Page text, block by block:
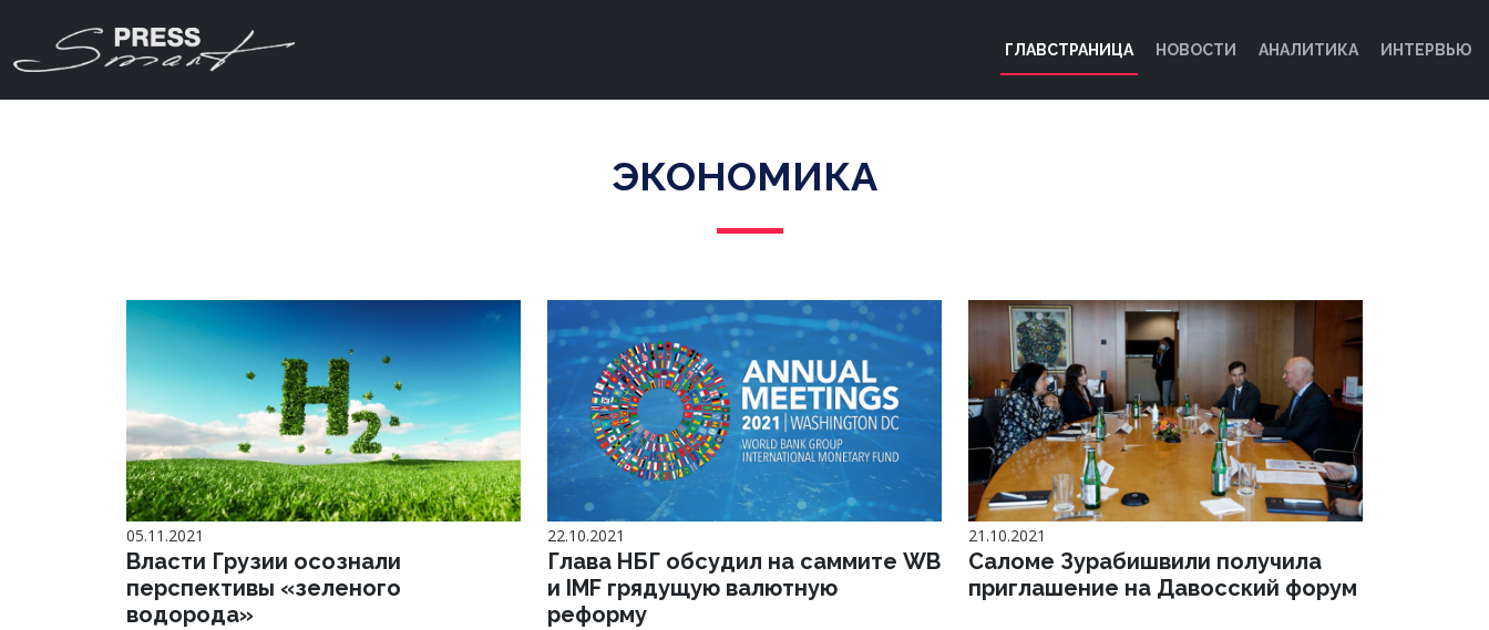
ГЛАВСТРАНИЦА НОВОСТИ АНАЛИТИКА ИНТЕРВЬЮ
ЭКОНОМИКА
05.11.2021
Власти Грузии осознали
перспективы «зеленого
водорода»
22.10.2021
Глава НБГ обсудил на саммите WB
и IMF грядущую валютную
реформу
21.10.2021
Саломе Зурабишвили получила
приглашение на Давосский форум